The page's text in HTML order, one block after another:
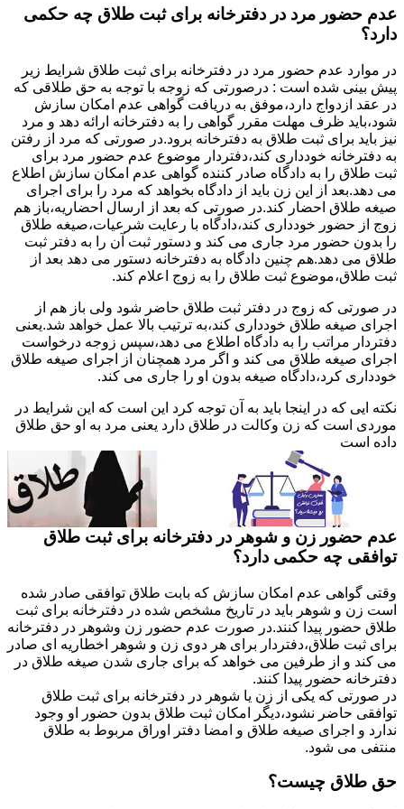
عدم حضور مرد در دفترخانه برای ثبت طلاق چه حکمی
دارد؟
در موارد عدم حضور مرد در دفترخانه برای ثبت طلاق شرایط زیر
پیش بینی شده است : درصورتی که زوجه با توجه به حق طلاقی که
در عقد ازدواج دارد،موفق به دریافت گواهی عدم امکان سازش
شود،باید ظرف مهلت مقرر گواهی را به دفترخانه ارائه دهد و مرد
نیز باید برای ثبت طلاق به دفترخانه برود.در صورتی که مرد از رفتن
به دفترخانه خودداری کند،دفتردار موضوع عدم حضور مرد برای
ثبت طلاق را به دادگاه صادر کننده گواهی عدم امکان سازش اطلاع
می دهد.بعد از این زن باید از دادگاه بخواهد که مرد را برای اجرای
صیغه طلاق احضار کند.در صورتی که بعد از ارسال احضاریه،باز هم
زوج از حضور خودداری کند،دادگاه با رعایت شرعیات،صیغه طلاق
را بدون حضور مرد جاری می کند و دستور ثبت آن را به دفتر ثبت
طلاق می دهد.هم چنین دادگاه به دفترخانه دستور می دهد بعد از
ثبت طلاق،موضوع ثبت طلاق را به زوج اعلام کند.
در صورتی که زوج در دفتر ثبت طلاق حاضر شود ولی باز هم از
اجرای صیغه طلاق خودداری کند،به ترتیب بالا عمل خواهد شد.یعنی
دفتردار مراتب را به دادگاه اطلاع می دهد،سپس زوجه درخواست
اجرای صیغه طلاق می کند و اگر مرد همچنان از اجرای صیغه طلاق
خودداری کرد،دادگاه صیغه بدون او را جاری می کند.
نکته ایی که در اینجا باید به آن توجه کرد این است که این شرایط در
موردی است که زن وکالت در طلاق دارد یعنی مرد به او حق طلاق
داده است
عدم حضور زن و شوهر در دفترخانه برای ثبت طلاق
توافقی چه حکمی دارد؟
وقتی گواهی عدم امکان سازش که بابت طلاق توافقی صادر شده
است زن و شوهر باید در تاریخ مشخص شده در دفترخانه برای ثبت
طلاق حضور پیدا کنند.در صورت عدم حضور زن وشوهر در دفترخانه
برای ثبت طلاق،دفتردار برای هر دوی زن و شوهر اخطاریه ای صادر
می کند و از طرفین می خواهد که برای جاری شدن صیغه طلاق در
دفترخانه حضور پیدا کنند.
در صورتی که یکی از زن یا شوهر در دفترخانه برای ثبت طلاق
توافقی حاضر نشود،دیگر امکان ثبت طلاق بدون حضور او وجود
ندارد و اجرای صیغه طلاق و امضا دفتر اوراق مربوط به طلاق
منتفی می شود.
حق طلاق چیست؟